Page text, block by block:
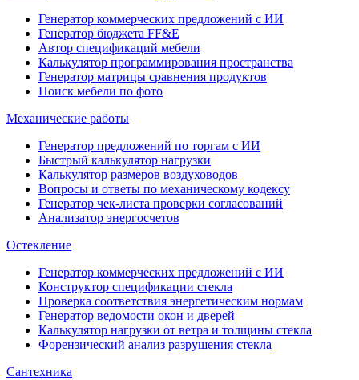
Генератор коммерческих предложений с ИИ
Генератор бюджета FF&E
Автор спецификаций мебели
Калькулятор программирования пространства
Генератор матрицы сравнения продуктов
Поиск мебели по фото
Механические работы
Генератор предложений по торгам с ИИ
Быстрый калькулятор нагрузки
Калькулятор размеров воздуховодов
Вопросы и ответы по механическому кодексу
Генератор чек-листа проверки согласований
Анализатор энергосчетов
Остекление
Генератор коммерческих предложений с ИИ
Конструктор спецификации стекла
Проверка соответствия энергетическим нормам
Генератор ведомости окон и дверей
Калькулятор нагрузки от ветра и толщины стекла
Форензический анализ разрушения стекла
Сантехника